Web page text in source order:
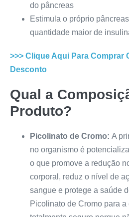
do pâncreas
Estimula o próprio
quantidade maior de
>>> Clique Aqui Para Comprar
Desconto
Qual a
Produto?
Picolinato de Cromo: A
no organismo é
o que promove a redução
corporal, reduz o nível de
sangue e protege a saúde
Picolinato de Cromo para